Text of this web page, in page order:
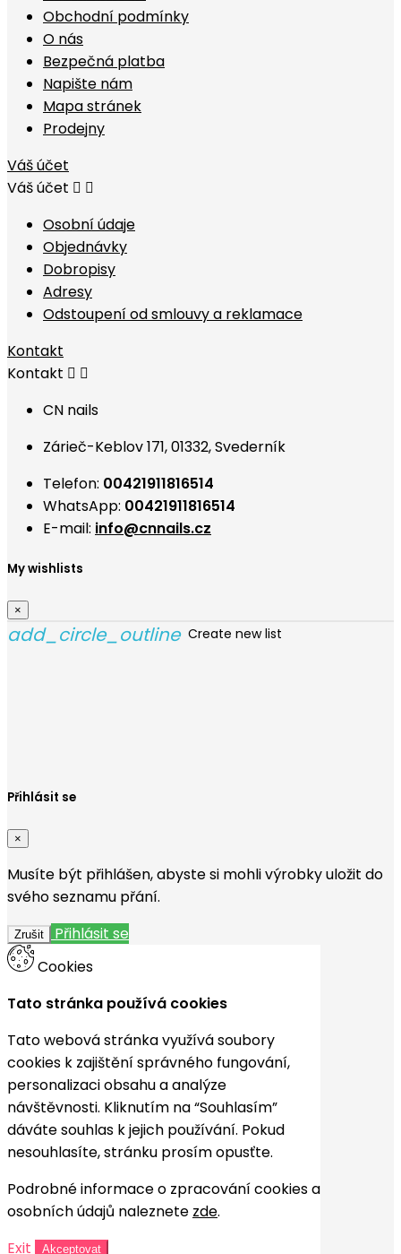
Obchodní podmínky
O nás
Bezpečná platba
Napište nám
Mapa stránek
Prodejny
Váš účet
Váš účet  
Osobní údaje
Objednávky
Dobropisy
Adresy
Odstoupení od smlouvy a reklamace
Kontakt
Kontakt  
CN nails
Zárieč-Keblov 171, 01332, Svederník
Telefon: 00421911816514
WhatsApp: 00421911816514
E-mail: info@cnnails.cz
My wishlists
×
add_circle_outline Create new list
Přihlásit se
×
Musíte být přihlášen, abyste si mohli výrobky uložit do
svého seznamu přání.
Zrušit
Přihlásit se
Cookies
Tato stránka používá cookies
Tato webová stránka využívá soubory
cookies k zajištění správného fungování,
personalizaci obsahu a analýze
návštěvnosti. Kliknutím na “Souhlasím”
dáváte souhlas k jejich používání. Pokud
nesouhlasíte, stránku prosím opusťte.
Podrobné informace o zpracování cookies a
osobních údajů naleznete zde.
Exit
Akceptovat